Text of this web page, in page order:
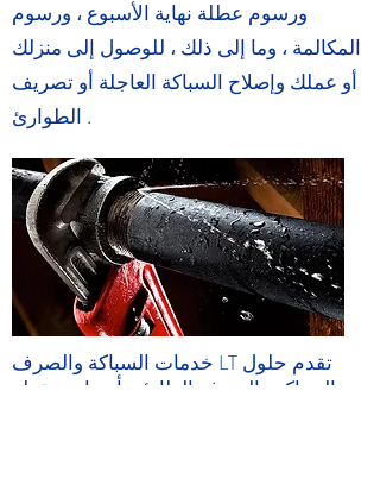
ورسوم عطلة نهاية الأسبوع ، ورسوم
المكالمة ، وما إلى ذلك ، للوصول إلى منزلك
أو عملك وإصلاح السباكة العاجلة أو تصريف
الطوارئ .
خدمات السباكة والصرف LT تقدم حلول
السباكة والصرف الطارئة بأسعار معقولة